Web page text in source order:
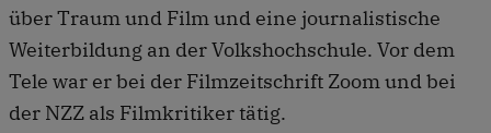
über Traum und Film und eine journalistische
Weiterbildung an der Volkshochschule. Vor dem
Tele war er bei der Filmzeitschrift Zoom und bei
der NZZ als Filmkritiker tätig.